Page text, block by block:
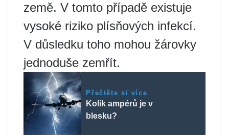
země. V tomto případě existuje
vysoké riziko plísňových infekcí.
V důsledku toho mohou žárovky
jednoduše zemřít.
Přečtěte si více
Kolik ampérů je v
blesku?